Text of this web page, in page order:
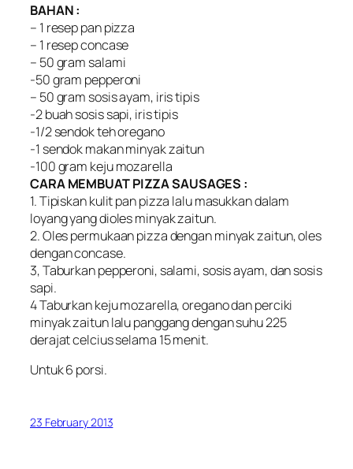
BAHAN :
– 1 resep pan pizza
– 1 resep concase
– 50 gram salami
-50 gram pepperoni
– 50 gram sosis ayam, iris tipis
-2 buah sosis sapi, iris tipis
-1/2 sendok teh oregano
-1 sendok makan minyak zaitun
-100 gram keju mozarella
CARA MEMBUAT PIZZA SAUSAGES :
1. Tipiskan kulit pan pizza lalu masukkan dalam
loyang yang dioles minyak zaitun.
2. Oles permukaan pizza dengan minyak zaitun, oles
dengan concase.
3, Taburkan pepperoni, salami, sosis ayam, dan sosis
sapi.
4 Taburkan keju mozarella, oregano dan perciki
minyak zaitun lalu panggang dengan suhu 225
derajat celcius selama 15 menit.
Untuk 6 porsi.
23 February 2013